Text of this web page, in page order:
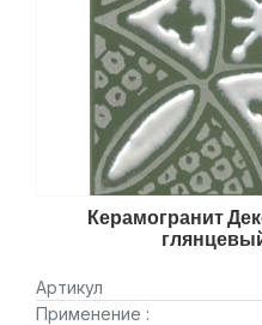
Керамогранит
Артикул
Применение :